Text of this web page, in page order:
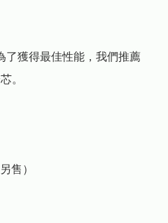
了獲得最佳性能，我們推薦
。
售）